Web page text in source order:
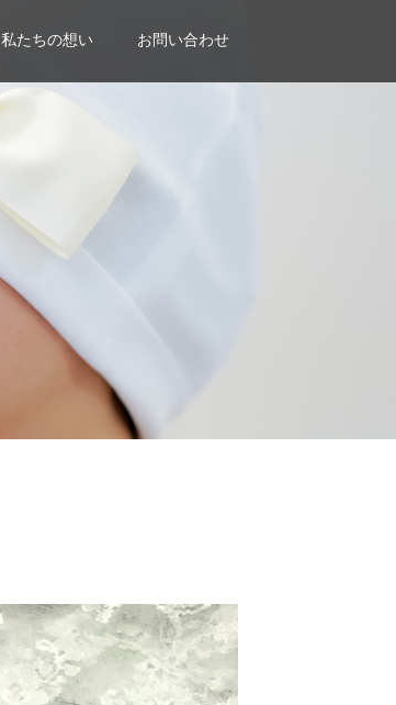
私たちの想い お問い合わせ